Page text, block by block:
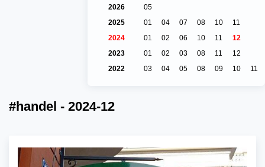
2026
05
2025
01 04 07 08 10
11
2024
01 02 06 10 11
12
2023
01 02 03 08 11
12
2022
03 04 05 08 09 10 11
#handel - 2024-12